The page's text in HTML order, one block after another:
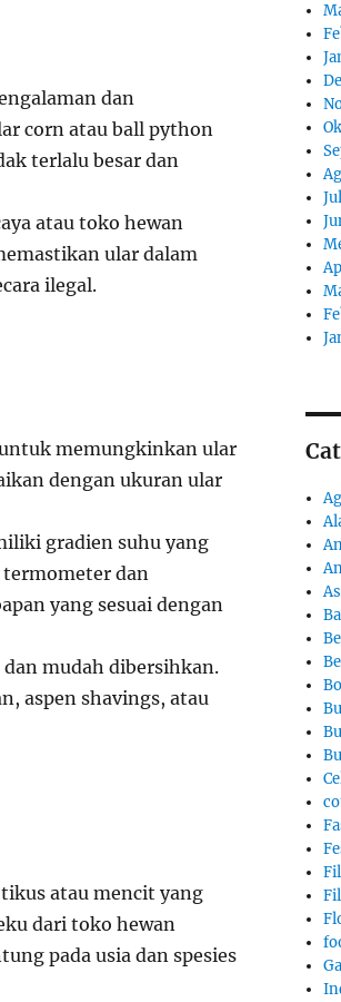
dan
corn atau ball python
terlalu besar dan
atau toko hewan
ular dalam
ilegal.
memungkinkan ular
dengan ukuran ular
gradien suhu yang
termometer dan
yang sesuai dengan
mudah dibersihkan.
aspen shavings, atau
atau mencit yang
dari toko hewan
pada usia dan spesies